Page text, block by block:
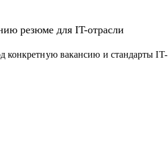
резюме для IT-отрасли
конкретную вакансию и стандарты IT-